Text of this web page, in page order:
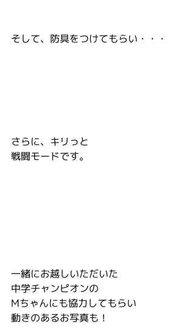
そして、防具をつけてもらい・・・
さらに、キリっと
戦闘モードです。
一緒にお越しいただいた
中学チャンピオンの
Mちゃんにも協力してもらい
動きのあるお写真も！